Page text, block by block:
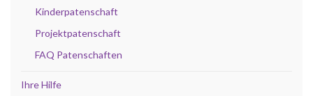
Kinderpatenschaft
Projektpatenschaft
FAQ Patenschaften
Ihre Hilfe